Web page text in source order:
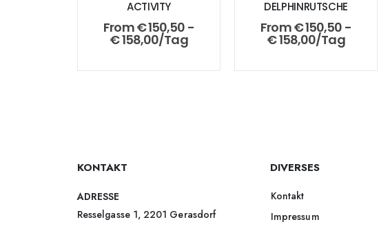
ACTIVITY
From€150,50 -
€158,00/Tag
DELPHINRUTSCHE
From€150,50 -
€158,00/Tag
KONTAKT
ADRESSE
Resselgasse 1, 2201 Gerasdorf
DIVERSES
Kontakt
Impressum